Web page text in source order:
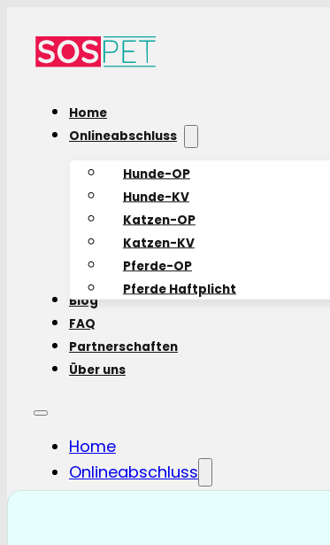
Home
Onlineabschluss
Hunde-OP
Hunde-KV
Katzen-OP
Katzen-KV
Pferde-OP
Pferde Haftplicht
Blog
FAQ
Partnerschaften
Über uns
Home
Onlineabschluss
Hunde-OP